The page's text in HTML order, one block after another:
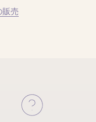
販売